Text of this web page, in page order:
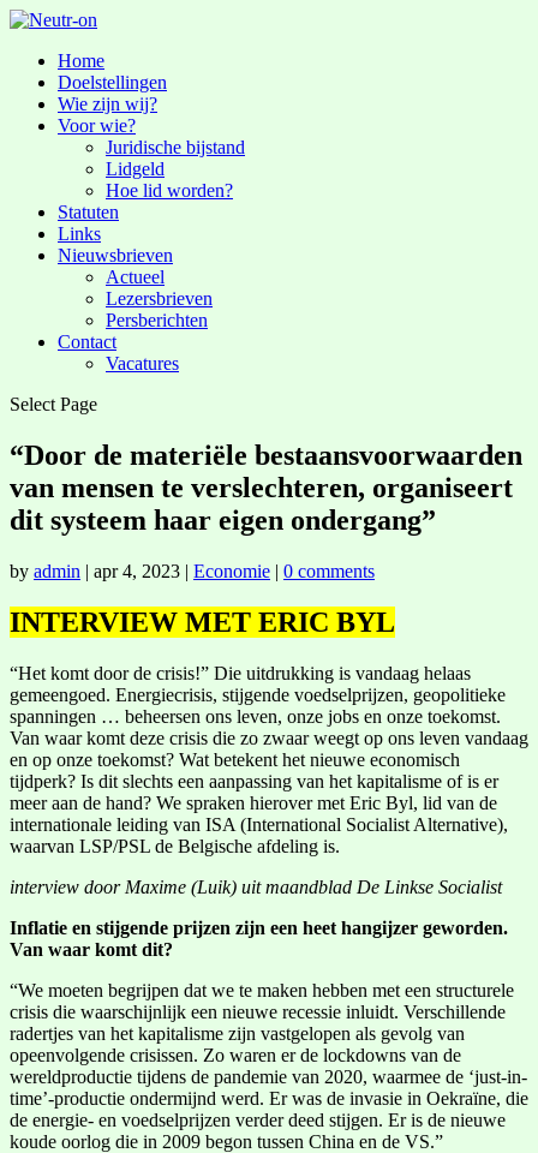
Home
Doelstellingen
Wie zijn wij?
Voor wie?
Juridische bijstand
Lidgeld
Hoe lid worden?
Statuten
Links
Nieuwsbrieven
Actueel
Lezersbrieven
Persberichten
Contact
Vacatures
Select Page
“Door de materiële bestaansvoorwaarden
van mensen te verslechteren, organiseert
dit systeem haar eigen ondergang”
by admin | apr 4, 2023 | Economie | 0 comments
INTERVIEW MET ERIC BYL
“Het komt door de crisis!” Die uitdrukking is vandaag helaas
gemeengoed. Energiecrisis, stijgende voedselprijzen, geopolitieke
spanningen … beheersen ons leven, onze jobs en onze toekomst.
Van waar komt deze crisis die zo zwaar weegt op ons leven vandaag
en op onze toekomst? Wat betekent het nieuwe economisch
tijdperk? Is dit slechts een aanpassing van het kapitalisme of is er
meer aan de hand? We spraken hierover met Eric Byl, lid van de
internationale leiding van ISA (International Socialist Alternative),
waarvan LSP/PSL de Belgische afdeling is.
interview door Maxime (Luik) uit maandblad De Linkse Socialist
Inflatie en stijgende prijzen zijn een heet hangijzer geworden.
Van waar komt dit?
“We moeten begrijpen dat we te maken hebben met een structurele
crisis die waarschijnlijk een nieuwe recessie inluidt. Verschillende
radertjes van het kapitalisme zijn vastgelopen als gevolg van
opeenvolgende crisissen. Zo waren er de lockdowns van de
wereldproductie tijdens de pandemie van 2020, waarmee de ‘just-in-
time’-productie ondermijnd werd. Er was de invasie in Oekraïne, die
de energie- en voedselprijzen verder deed stijgen. Er is de nieuwe
koude oorlog die in 2009 begon tussen China en de VS.”